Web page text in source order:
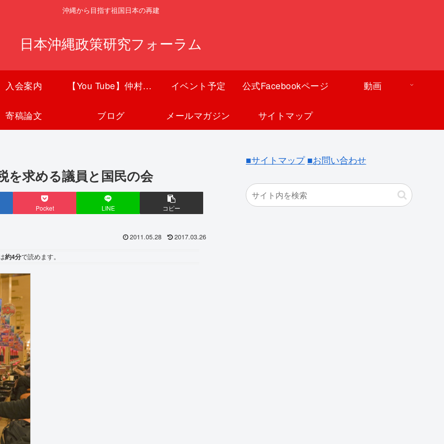
沖縄から目指す祖国日本の再建
日本沖縄政策研究フォーラム
入会案内 【You Tube】仲村覚チャンネル イベント予定 公式Facebookページ 動画
寄稿論文 ブログ メールマガジン サイトマップ
を求める議員と国民の会
Pocket LINE コピー
2011.05.28 2017.03.26
約4分で読めます。
■サイトマップ ■お問い合わせ